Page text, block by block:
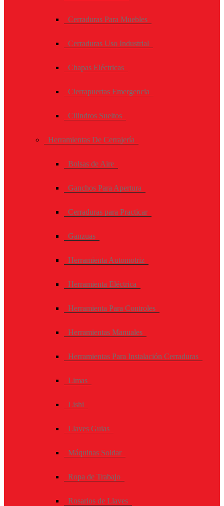
Cerraduras Para Muebles
Cerraduras Uso Industrial
Chapas Eléctricas
Cierrapuertas Emergencia
Cilindros Sueltos
Herramientas De Cerrajería
Bolsas de Aire
Ganchos Para Apertura
Cerraduras para Practicar
Ganzuas
Herramienta Automotriz
Herramienta Eléctrica
Herramienta Para Controles
Herramientas Manuales
Herramientas Para Instalación Cerraduras
Limas
Lishi
Llaves Guias
Máquinas Soldar
Ropa de Trabajo
Rosarios de Llaves